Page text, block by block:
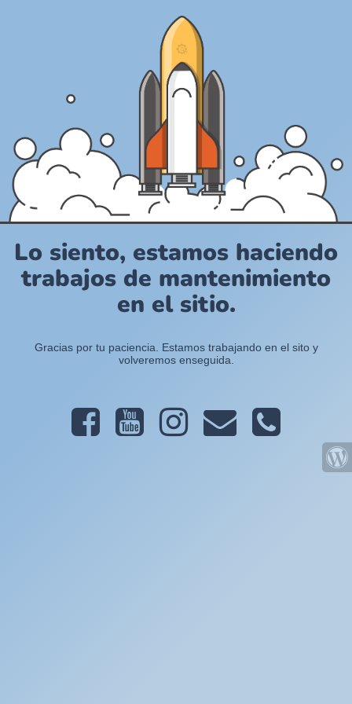
Lo siento, estamos haciendo
trabajos de mantenimiento
en el sitio.
Gracias por tu paciencia. Estamos trabajando en el sito y
volveremos enseguida.